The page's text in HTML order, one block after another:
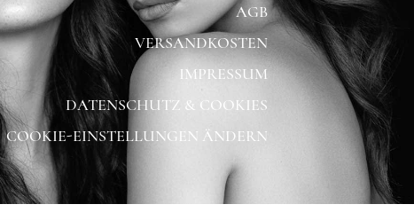
AGB
VERSANDKOSTEN
IMPRESSUM
DATENSCHUTZ & COOKIES
COOKIE-EINSTELLUNGEN ÄNDERN